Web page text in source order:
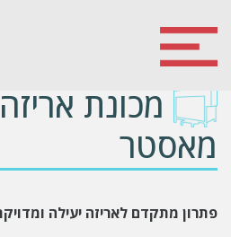
מכונת
מאסטר
פתרון מתקדם לאריזה יעילה